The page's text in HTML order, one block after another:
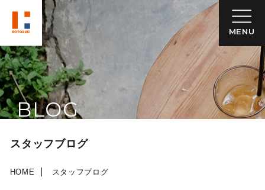
MENU
BLOG
スタッフブログ
HOME スタッフブログ